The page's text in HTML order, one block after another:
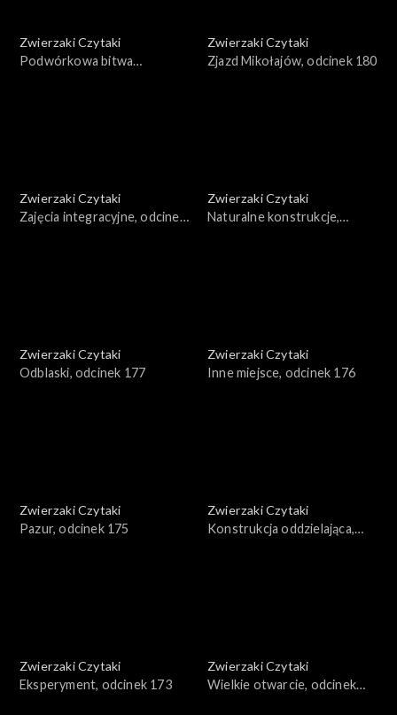
Zwierzaki Czytaki
Podwórkowa bitwa
Zwierzaki Czytaki
Zjazd Mikołajów, odcinek 180
Zwierzaki Czytaki
Zajęcia integracyjne, odcinek
Zwierzaki Czytaki
Naturalne konstrukcje,
Zwierzaki Czytaki
Odblaski, odcinek 177
Zwierzaki Czytaki
Inne miejsce, odcinek 176
Zwierzaki Czytaki
Pazur, odcinek 175
Zwierzaki Czytaki
Konstrukcja oddzielająca,
Zwierzaki Czytaki
Eksperyment, odcinek 173
Zwierzaki Czytaki
Wielkie otwarcie, odcinek